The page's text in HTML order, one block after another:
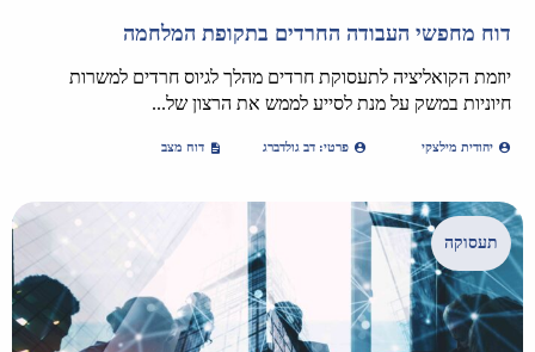
דוח מחפשי העבודה החרדים בתקופת המלחמה
יוזמת הקואליציה לתעסוקת חרדים מהלך לגיוס חרדים למשרות
חיוניות במשק על מנת לסייע לממש את הרצון של...
יהודית מילצקי פרטי: דב גולדברג דוח מצב
תעסוקה